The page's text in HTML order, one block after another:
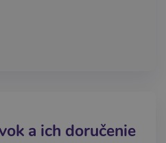
a ich doručenie